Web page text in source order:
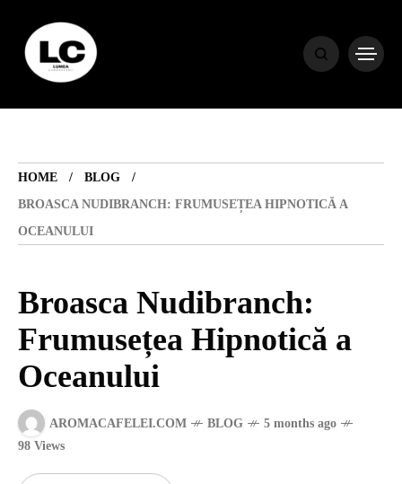
HOME
BLOG
BROASCA NUDIBRANCH: FRUMUSEȚEA HIPNOTICĂ A
OCEANULUI
Broasca Nudibranch:
Frumusețea Hipnotică a
Oceanului
AROMACAFELEI.COM BLOG
5 months ago
98 Views
HOME
BLOG
HOROSCOP
ENGLISH
CONTENT
TRAVEL
SANATATE